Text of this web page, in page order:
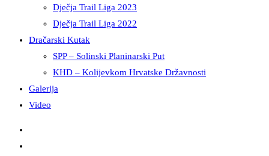
Dječja Trail Liga 2023
Dječja Trail Liga 2022
Dračarski Kutak
SPP – Solinski Planinarski Put
KHD – Kolijevkom Hrvatske Državnosti
Galerija
Video